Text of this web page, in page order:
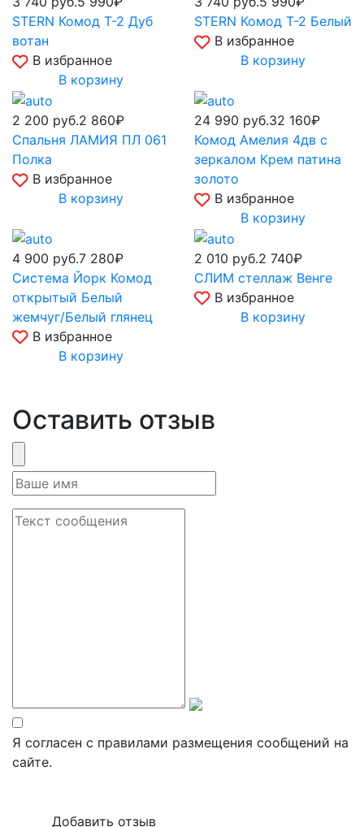
STERN Комод Т-2 Дуб
вотан
В избранное
В корзину
STERN Комод Т-2 Белый
В избранное
В корзину
2 200 руб.2 860₽
Спальня ЛАМИЯ ПЛ 061
Полка
В избранное
В корзину
24 990 руб.32 160₽
Комод Амелия 4дв с
зеркалом Крем патина
золото
В избранное
В корзину
4 900 руб.7 280₽
Система Йорк Комод
открытый Белый
жемчуг/Белый глянец
В избранное
В корзину
2 010 руб.2 740₽
СЛИМ стеллаж Венге
В избранное
В корзину
Оставить отзыв
Я согласен с правилами размещения сообщений на
сайте.